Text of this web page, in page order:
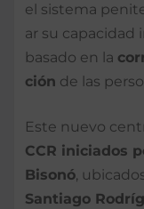
el sistema
ar su capacidad
basado en la
ción de las
Este nuevo
CCR iniciados
Bisonó,
Santiago